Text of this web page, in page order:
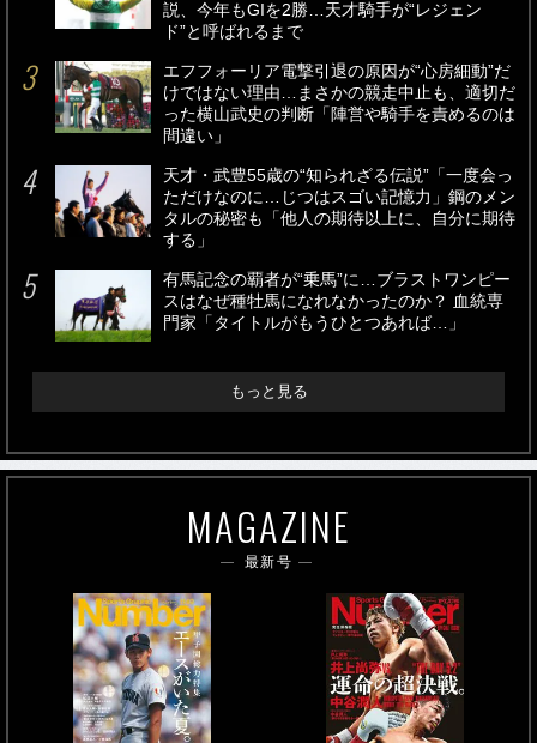
説、今年もGIを2勝…天才騎手が“レジェン
ド”と呼ばれるまで
エフフォーリア電撃引退の原因が“心房細動”だ
けではない理由…まさかの競走中止も、適切だ
った横山武史の判断「陣営や騎手を責めるのは
間違い」
天才・武豊55歳の“知られざる伝説”「一度会っ
ただけなのに…じつはスゴい記憶力」鋼のメン
タルの秘密も「他人の期待以上に、自分に期待
する」
有馬記念の覇者が“乗馬”に…ブラストワンピー
スはなぜ種牡馬になれなかったのか？ 血統専
門家「タイトルがもうひとつあれば…」
もっと見る
MAGAZINE
最新号